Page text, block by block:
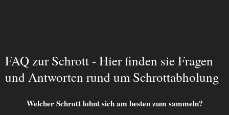
FAQ zur Schrott - Hier finden sie Fragen
und Antworten rund um Schrottabholung
Welcher Schrott lohnt sich am besten zum sammeln?